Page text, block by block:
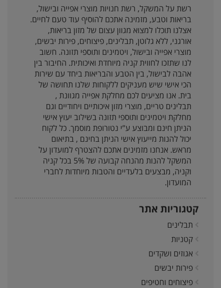
רשת על המשקל, רשת חנויות מוצרי אפייה ובישול,
בריאות וטבע, מזמינה אתכם להוסיף עוד טעם לחיים.
אצלנו תוכלו למצוא מגוון עצום של מזון בריאות,
אורגני, ללא גלוטן, תבלינים, פיצוחים, פירות יבשים,
מוצרי אפייה ובישול, ויטמינים ותוספי תזונה. חשוב
לנו שתזכו לחווית קניה מיוחדת ואיכותית. החיבור בין
אהבה לבישול, בין הטבע והבריאות ביחד עם שירות
הכי אישי שיש מעניקים ללקוחות שלנו תחושה של
בית. אנו מציעים לכם מחלקת אפייה מגוונת ,
תבלינים טריים, מוצרי מזון איכותיים ויחודיים וגם
מחלקת ויטמינים ותוספי תזונה בשילוב יעוץ אישי
הניתן חינם ומבוצע ע”י נטורופת מוסמך. כל לקוח
יכול להנות מייעוץ אישי הניתן בחינם , בתיאום
מראש. אנחנו מזמינים אתכם להצטרף למועדון על
המשקל להנות מהנחה קבועה של 5% בכל קניה
וקניה, מבצעים בלעדיים והטבות מיוחדות לחברי
המועדון.
קטגוריות אתר
תבלינים
קטניות
אגוזים ושקדים
פירות יבשים
פיצוחים וחטיפים